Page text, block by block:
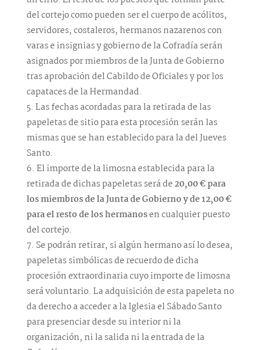
del cortejo como pueden ser el cuerpo de acólitos,
servidores, costaleros, hermanos nazarenos con
varas e insignias y gobierno de la Cofradía serán
asignados por miembros de la Junta de Gobierno
tras aprobación del Cabildo de Oficiales y por los
capataces de la Hermandad.
Las fechas acordadas para la retirada de las
papeletas de sitio para esta procesión serán las
mismas que se han establecido para la del Jueves
Santo.
El importe de la limosna establecida para la
retirada de dichas papeletas será de 20,00 € para
los miembros de la Junta de Gobierno y de 12,00 €
para el resto de los hermanosen cualquier puesto
del cortejo.
Se podrán retirar, si algún hermano así lo desea,
papeletas simbólicas de recuerdo de dicha
procesión extraordinaria cuyo importe de limosna
será voluntario. La adquisición de esta papeleta no
da derecho a acceder a la Iglesia el Sábado Santo
para presenciar desde su interior ni la
organización, ni la salida ni la entrada de la